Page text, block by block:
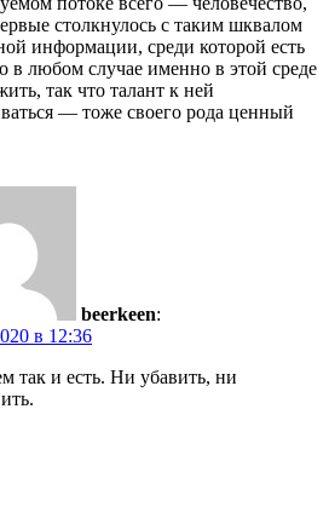
столкнулось с таким шквалом
информации, среди которой есть
в любом случае именно в этой среде
так что талант к ней
— тоже своего рода ценный
beerkeen:
в 12:36
так и есть. Ни убавить, ни